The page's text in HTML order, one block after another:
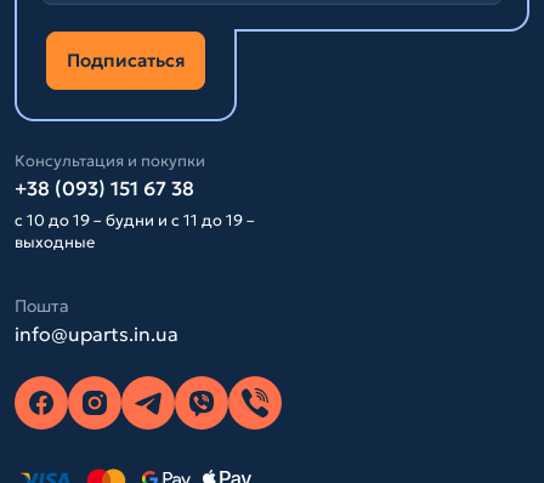
Подписаться
Консультация и покупки
+38 (093) 151 67 38
с 10 до 19 – будни и с 11 до 19 –
выходные
Пошта
info@uparts.in.ua